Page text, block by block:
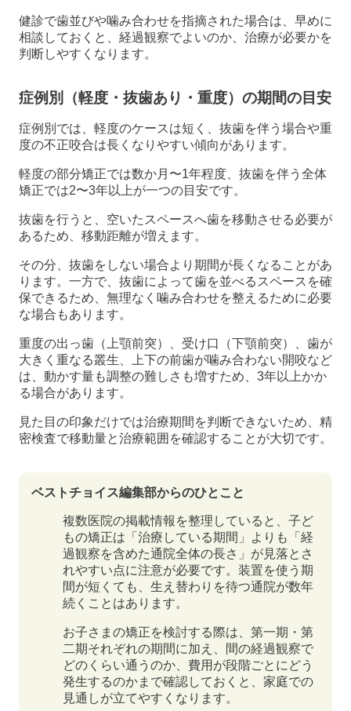
健診で歯並びや噛み合わせを指摘された場合は、早めに
相談しておくと、経過観察でよいのか、治療が必要かを
判断しやすくなります。
症例別（軽度・抜歯あり・重度）の期間の目安
症例別では、軽度のケースは短く、抜歯を伴う場合や重
度の不正咬合は長くなりやすい傾向があります。
軽度の部分矯正では数か月〜1年程度、抜歯を伴う全体
矯正では2〜3年以上が一つの目安です。
抜歯を行うと、空いたスペースへ歯を移動させる必要が
あるため、移動距離が増えます。
その分、抜歯をしない場合より期間が長くなることがあ
ります。一方で、抜歯によって歯を並べるスペースを確
保できるため、無理なく噛み合わせを整えるために必要
な場合もあります。
重度の出っ歯（上顎前突）、受け口（下顎前突）、歯が
大きく重なる叢生、上下の前歯が噛み合わない開咬など
は、動かす量も調整の難しさも増すため、3年以上かか
る場合があります。
見た目の印象だけでは治療期間を判断できないため、精
密検査で移動量と治療範囲を確認することが大切です。
ベストチョイス編集部からのひとこと
複数医院の掲載情報を整理していると、子ど
もの矯正は「治療している期間」よりも「経
過観察を含めた通院全体の長さ」が見落とさ
れやすい点に注意が必要です。装置を使う期
間が短くても、生え替わりを待つ通院が数年
続くことはあります。
お子さまの矯正を検討する際は、第一期・第
二期それぞれの期間に加え、間の経過観察で
どのくらい通うのか、費用が段階ごとにどう
発生するのかまで確認しておくと、家庭での
見通しが立てやすくなります。